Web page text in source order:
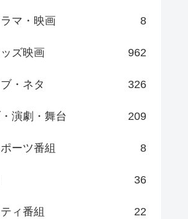
マ・映画 8
ズ映画 962
・ネタ 326
演劇・舞台 209
ーツ番組 8
36
ィ番組 22